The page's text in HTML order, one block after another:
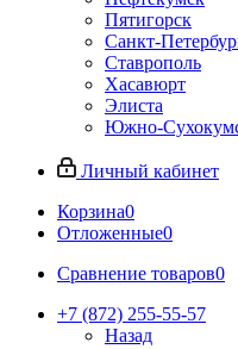
Пятигорск
Санкт-
Ставрополь
Хасавюрт
Элиста
Южно-
Личный кабинет
Корзина0
Отложенные0
Сравнение товаров0
+7 (872) 255-55-57
Назад